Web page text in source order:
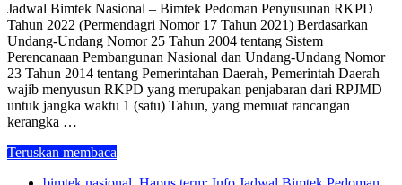
Jadwal Bimtek Nasional – Bimtek Pedoman Penyusunan RKPD
Tahun 2022 (Permendagri Nomor 17 Tahun 2021) Berdasarkan
Undang-Undang Nomor 25 Tahun 2004 tentang Sistem
Perencanaan Pembangunan Nasional dan Undang-Undang Nomor
23 Tahun 2014 tentang Pemerintahan Daerah, Pemerintah Daerah
wajib menyusun RKPD yang merupakan penjabaran dari RPJMD
untuk jangka waktu 1 (satu) Tahun, yang memuat rancangan
kerangka …
Teruskan membaca